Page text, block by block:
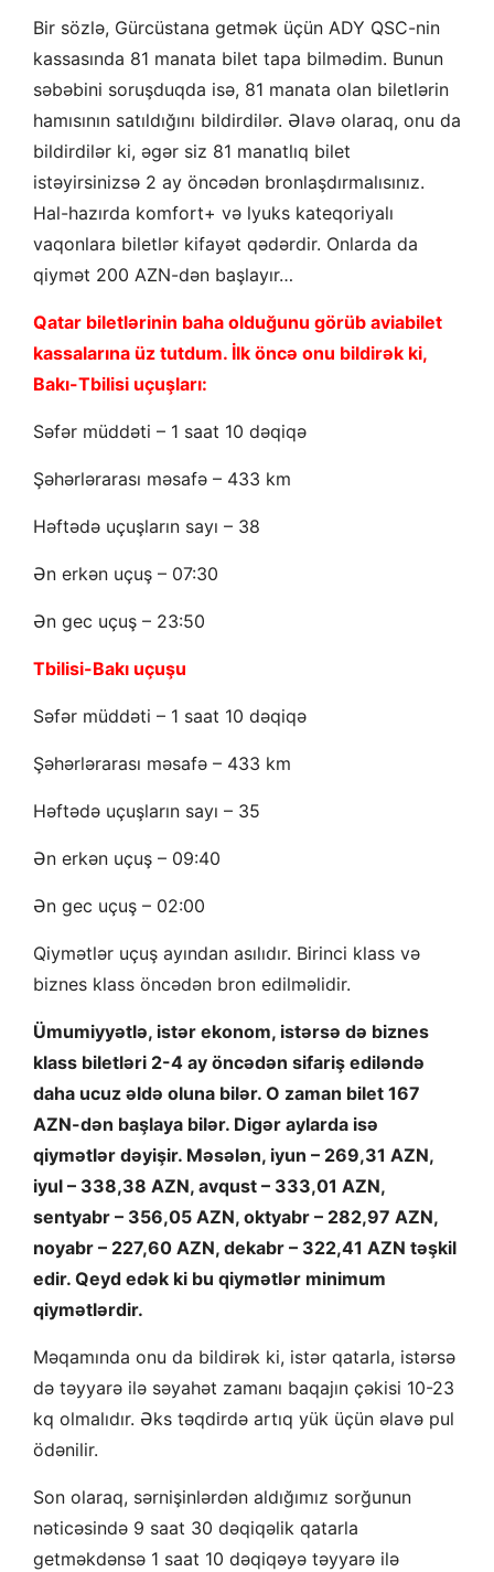
Bir sözlə, Gürcüstana getmək üçün ADY QSC-nin
kassasında 81 manata bilet tapa bilmədim. Bunun
səbəbini soruşduqda isə, 81 manata olan biletlərin
hamısının satıldığını bildirdilər. Əlavə olaraq, onu da
bildirdilər ki, əgər siz 81 manatlıq bilet
istəyirsinizsə 2 ay öncədən bronlaşdırmalısınız.
Hal-hazırda komfort+ və lyuks kateqoriyalı
vaqonlara biletlər kifayət qədərdir. Onlarda da
qiymət 200 AZN-dən başlayır…
Qatar biletlərinin baha olduğunu görüb aviabilet
kassalarına üz tutdum. İlk öncə onu bildirək ki,
Bakı-Tbilisi uçuşları:
Səfər müddəti – 1 saat 10 dəqiqə
Şəhərlərarası məsafə – 433 km
Həftədə uçuşların sayı – 38
Ən erkən uçuş – 07:30
Ən gec uçuş – 23:50
Tbilisi-Bakı uçuşu
Səfər müddəti – 1 saat 10 dəqiqə
Şəhərlərarası məsafə – 433 km
Həftədə uçuşların sayı – 35
Ən erkən uçuş – 09:40
Ən gec uçuş – 02:00
Qiymətlər uçuş ayından asılıdır. Birinci klass və
biznes klass öncədən bron edilməlidir.
Ümumiyyətlə, istər ekonom, istərsə də biznes
klass biletləri 2-4 ay öncədən sifariş ediləndə
daha ucuz əldə oluna bilər. O zaman bilet 167
AZN-dən başlaya bilər. Digər aylarda isə
qiymətlər dəyişir. Məsələn, iyun – 269,31 AZN,
iyul – 338,38 AZN, avqust – 333,01 AZN,
sentyabr – 356,05 AZN, oktyabr – 282,97 AZN,
noyabr – 227,60 AZN, dekabr – 322,41 AZN təşkil
edir. Qeyd edək ki bu qiymətlər minimum
qiymətlərdir.
Məqamında onu da bildirək ki, istər qatarla, istərsə
də təyyarə ilə səyahət zamanı baqajın çəkisi 10-23
kq olmalıdır. Əks təqdirdə artıq yük üçün əlavə pul
ödənilir.
Son olaraq, sərnişinlərdən aldığımız sorğunun
nəticəsində 9 saat 30 dəqiqəlik qatarla
getməkdənsə 1 saat 10 dəqiqəyə təyyarə ilə